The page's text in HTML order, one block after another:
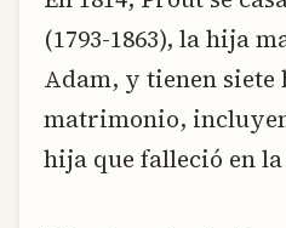
(1793-1863), la hija
Adam, y tienen siete
matrimonio,
hija que falleció en